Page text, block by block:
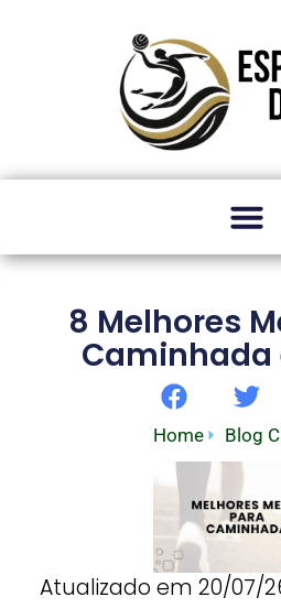
8 Melhores
Caminhada
Home Blog
Atualizado em 20/07/